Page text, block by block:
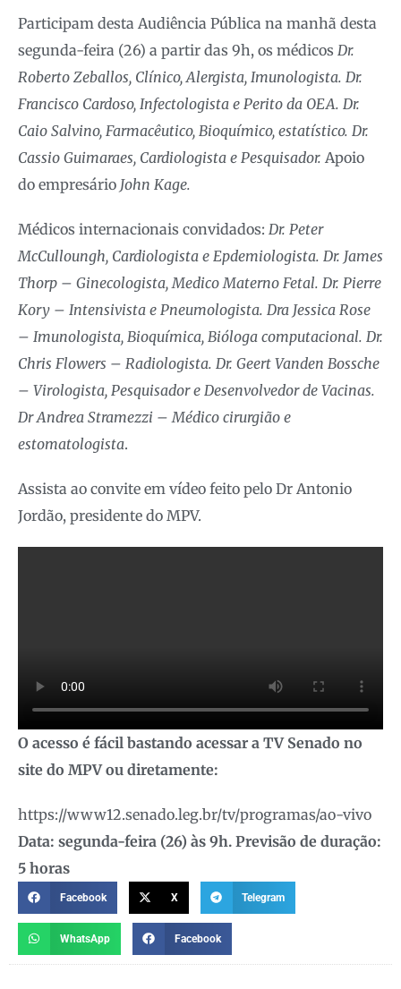
Participam desta Audiência Pública na manhã desta
segunda-feira (26) a partir das 9h, os médicos Dr.
Roberto Zeballos, Clínico, Alergista, Imunologista. Dr.
Francisco Cardoso, Infectologista e Perito da OEA. Dr.
Caio Salvino, Farmacêutico, Bioquímico, estatístico. Dr.
Cassio Guimaraes, Cardiologista e Pesquisador. Apoio
do empresário John Kage.
Médicos internacionais convidados: Dr. Peter
McCulloungh, Cardiologista e Epdemiologista. Dr. James
Thorp – Ginecologista, Medico Materno Fetal. Dr. Pierre
Kory – Intensivista e Pneumologista. Dra Jessica Rose
– Imunologista, Bioquímica, Bióloga computacional. Dr.
Chris Flowers – Radiologista. Dr. Geert Vanden Bossche
– Virologista, Pesquisador e Desenvolvedor de Vacinas.
Dr Andrea Stramezzi – Médico cirurgião e
estomatologista.
Assista ao convite em vídeo feito pelo Dr Antonio
Jordão, presidente do MPV.
O acesso é fácil bastando acessar a TV Senado no
site do MPV ou diretamente:
https://www12.senado.leg.br/tv/programas/ao-vivo
Data: segunda-feira (26) às 9h. Previsão de duração:
5 horas
Facebook X Telegram
WhatsApp Facebook